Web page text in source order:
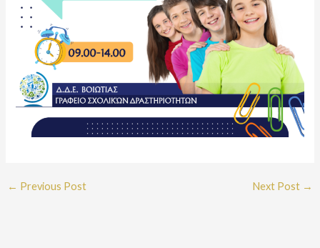
← Previous Post Next Post →